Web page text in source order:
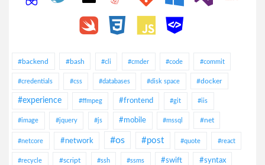
#backend #bash #cli #cmder #code #commit
#credentials #css #databases #disk space #docker
#experience #ffmpeg #frontend #git #iis
#image #jquery #js #mobile #mssql #net
#netcore #network #os #post #quote #react
#recycle #script #ssh #ssms #swift #syntax